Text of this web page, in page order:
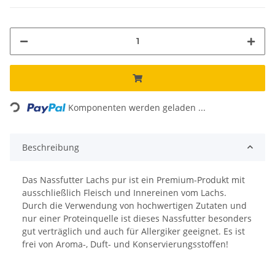
Loading... Komponenten werden geladen ...
Beschreibung
Das Nassfutter Lachs pur ist ein Premium-Produkt mit
ausschließlich Fleisch und Innereinen vom Lachs.
Durch die Verwendung von hochwertigen Zutaten und
nur einer Proteinquelle ist dieses Nassfutter besonders
gut verträglich und auch für Allergiker geeignet. Es ist
frei von Aroma-, Duft- und Konservierungsstoffen!